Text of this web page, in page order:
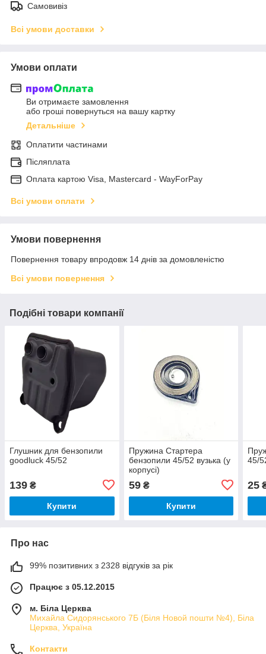
Самовивіз
Всі умови доставки
Умови оплати
Ви отримаєте замовлення
або гроші повернуться на вашу картку
Детальніше
Оплатити частинами
Післяплата
Оплата картою Visa, Mastercard - WayForPay
Всі умови оплати
Умови повернення
Повернення товару впродовж 14 днів за домовленістю
Всі умови повернення
Подібні товари компанії
Глушник для бензопили
goodluck 45/52
139 ₴
Купити
Пружина Стартера
бензопили 45/52 вузька (у
корпусі)
59₴
Купити
45/
25
Про нас
99% позитивних з 2328 відгуків за рік
Працює з 05.12.2015
м. Біла Церква
Михайла Сидорянського 7Б (Біля Новой пошти №4), Біла
Церква, Україна
Контакти